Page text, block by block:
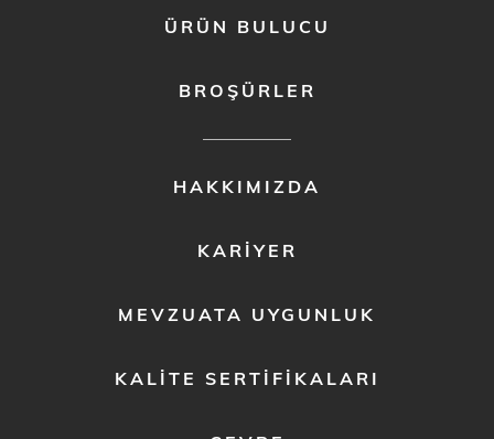
ÜRÜN BULUCU
BROŞÜRLER
HAKKIMIZDA
KARIYER
MEVZUATA UYGUNLUK
KALITE SERTIFIKALARI